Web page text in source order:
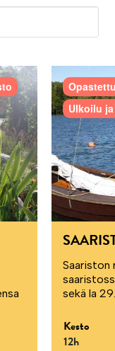
Ulkoilu
Saariston
sekä la
Kesto
12h